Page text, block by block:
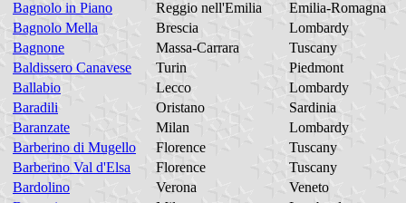
Bagnolo in Piano
Reggio nell'Emilia
Emilia-Romagna
Bagnolo Mella
Brescia
Lombardy
Bagnone
Massa-Carrara
Tuscany
Baldissero Canavese
Turin
Piedmont
Ballabio
Lecco
Lombardy
Baradili
Oristano
Sardinia
Baranzate
Milan
Lombardy
Barberino di Mugello
Florence
Tuscany
Barberino Val d'Elsa
Florence
Tuscany
Bardolino
Verona
Veneto